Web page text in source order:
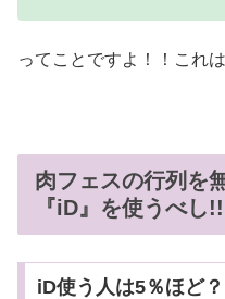
ってことですよ！！これ
肉フェスの行列を
『iD』を使うべし!!
iD使う人は5％ほど？